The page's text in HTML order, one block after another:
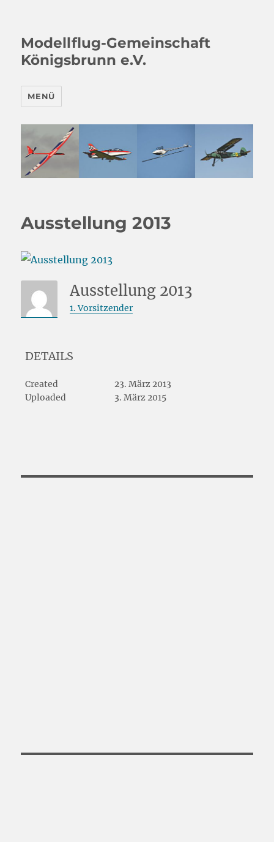
Modellflug-Gemeinschaft
Königsbrunn e.V.
MENÜ
Ausstellung 2013
Ausstellung 2013
1. Vorsitzender
DETAILS
Created
23. März 2013
Uploaded
3. März 2015